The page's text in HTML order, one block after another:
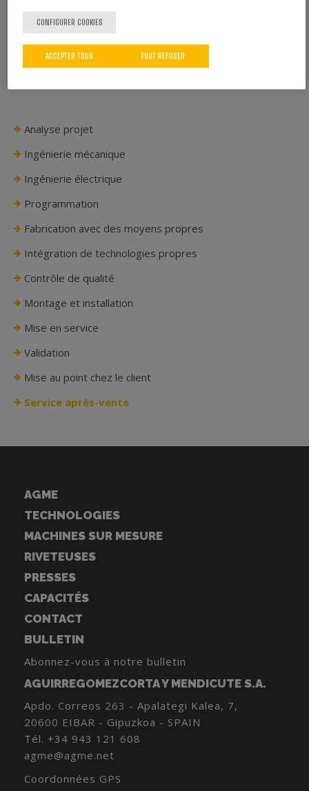
Services de maintenance
Analyse projet
Ingénierie mécanique
Ingénierie électrique
Programmation
Fabrication avec des moyens propres
Intégration de technologies propres
Contrôle de qualité
Montage et installation
Mise en service
Validation
Mise au point chez le client
Service après-vente
AGME
TECHNOLOGIES
MACHINES SUR MESURE
RIVETEUSES
PRESSES
CAPACITÉS
CONTACT
BULLETIN
Abonnez-vous à notre bulletin
AGUIRREGOMEZCORTA Y MENDICUTE S.A.
Apdo. Correos 263 - Apalategi Kalea, 7,
20600 EIBAR - Gipuzkoa - SPAIN
Tél. +34 943 121 608
agme@agme.net
Coordonnées GPS
CONFIGURER COOKIES
TOUT REFUSER
ACCEPTER TOUS